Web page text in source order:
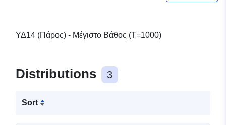
ΥΔ14 (Πάρος) - Μέγιστο Βάθος (T=1000)
Distributions 3
Sort